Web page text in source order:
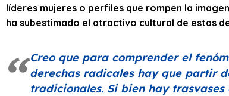
líderes mujeres o perfiles que rompen la
ha subestimado el atractivo cultural de estas
Creo que para comprender el
derechas radicales hay que partir
tradicionales. Si bien hay